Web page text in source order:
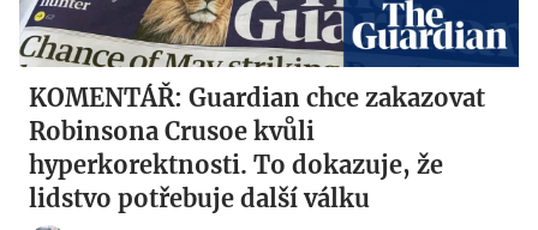
KOMENTÁŘ: Guardian chce zakazovat
Robinsona Crusoe kvůli
hyperkorektnosti. To dokazuje, že
lidstvo potřebuje další válku